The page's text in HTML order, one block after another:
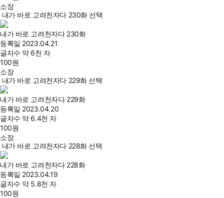
소장
내가 바로 고려천자다 230화 선택
내가 바로 고려천자다 230화
등록일 2023.04.21
글자수 약 6천 자
100원
소장
내가 바로 고려천자다 229화 선택
내가 바로 고려천자다 229화
등록일 2023.04.20
글자수 약 6.4천 자
100원
소장
내가 바로 고려천자다 228화 선택
내가 바로 고려천자다 228화
등록일 2023.04.19
글자수 약 5.8천 자
100원